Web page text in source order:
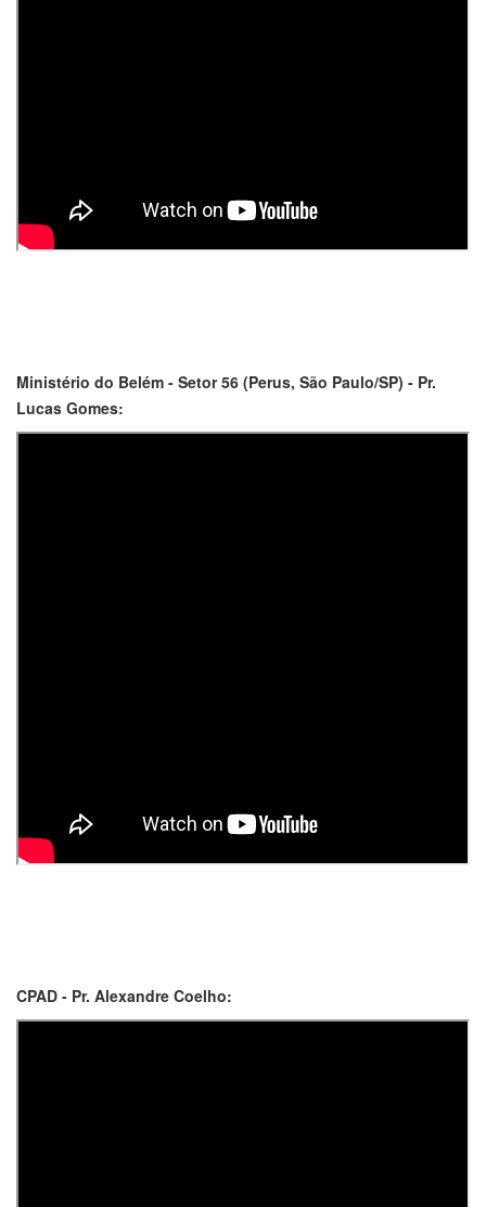
Ministério do Belém - Setor 56 (Perus, São Paulo/SP) - Pr.
Lucas Gomes:
CPAD - Pr. Alexandre Coelho: